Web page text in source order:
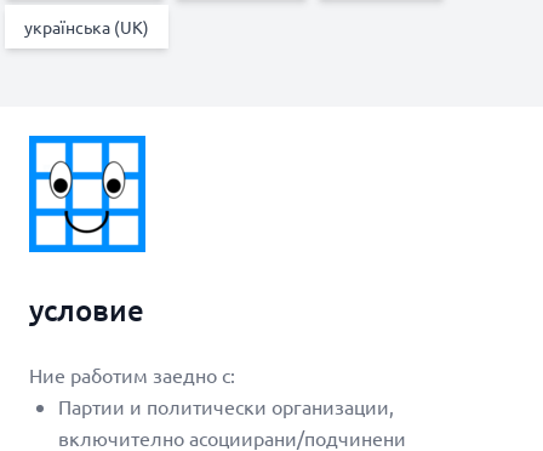
українська (UK)
условие
Ние работим заедно с:
Партии и политически организации,
включително асоциирани/подчинени